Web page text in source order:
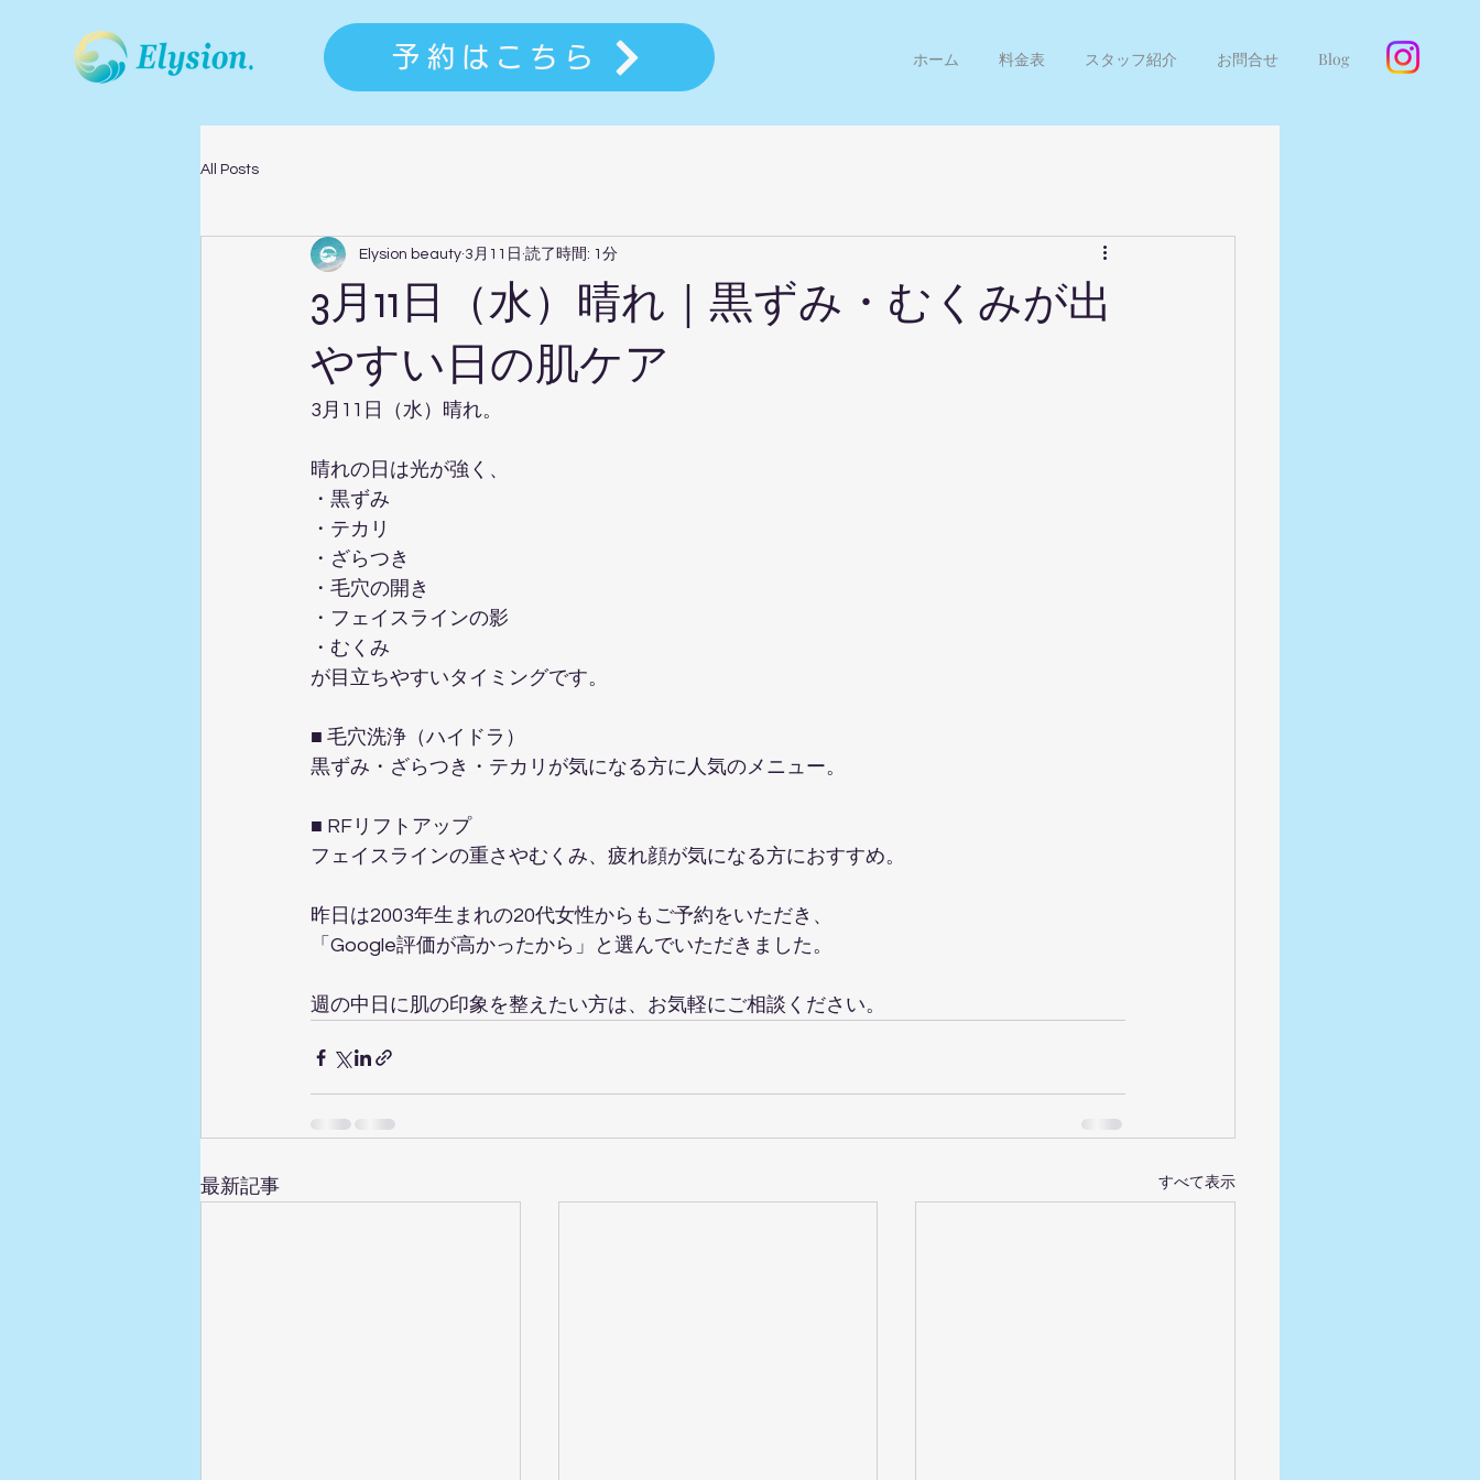
ホーム 料金表 スタッフ紹介 お問合せ Blog
予約はこちら
All Posts
3月11日（水）晴れ｜黒ずみ・むくみが出
やすい日の肌ケア
Elysion beauty 3月11日 読了時間: 1分
3月11日（水）晴れ。
晴れの日は光が強く、
・黒ずみ
・テカリ
・ざらつき
・毛穴の開き
・フェイスラインの影
・むくみ
が目立ちやすいタイミングです。
■ 毛穴洗浄（ハイドラ）
黒ずみ・ざらつき・テカリが気になる方に人気のメニュー。
■ RFリフトアップ
フェイスラインの重さやむくみ、疲れ顔が気になる方におすすめ。
昨日は2003年生まれの20代女性からもご予約をいただき、
「Google評価が高かったから」と選んでいただきました。
週の中日に肌の印象を整えたい方は、お気軽にご相談ください。
最新記事 すべて表示